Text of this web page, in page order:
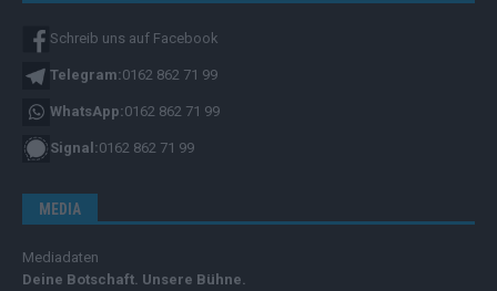
Schreib uns auf Facebook
Telegram:0162 862 71 99
WhatsApp:0162 862 71 99
Signal:0162 862 71 99
MEDIA
Mediadaten
Deine Botschaft. Unsere Bühne.